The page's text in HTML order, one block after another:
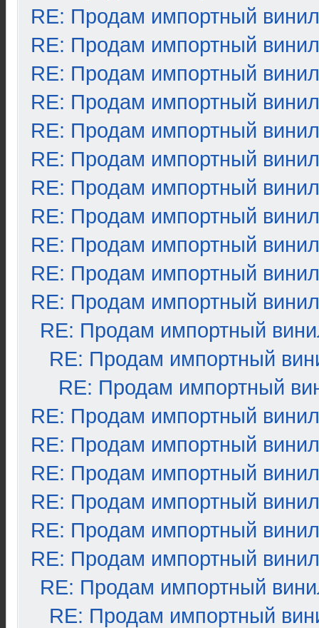
RE: Продам импортный винил
RE: Продам импортный винил
RE: Продам импортный винил
RE: Продам импортный винил
RE: Продам импортный винил
RE: Продам импортный винил
RE: Продам импортный винил
RE: Продам импортный винил
RE: Продам импортный винил
RE: Продам импортный винил
RE: Продам импортный винил
RE: Продам импортный
RE: Продам импортный
RE: Продам импортный
RE: Продам импортный винил
RE: Продам импортный винил
RE: Продам импортный винил
RE: Продам импортный винил
RE: Продам импортный винил
RE: Продам импортный винил
RE: Продам импортный
RE: Продам импортный